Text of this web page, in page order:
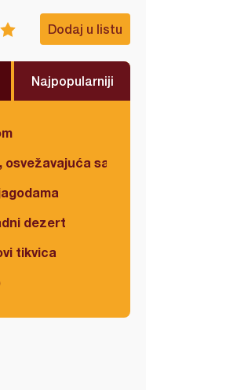
Dodaj u listu
Najpopularniji
salata
dezert
tikvica